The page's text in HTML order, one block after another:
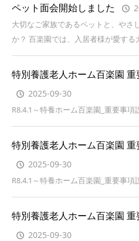
ペット面会開始しました
大切なご家族であるペットと、やさ
か？ 百楽園では、入居者様が愛す
特別養護老人ホーム百楽園
2025-09-30
R8.4.1～特養ホーム百楽園_重要事項
特別養護老人ホーム百楽園
2025-09-30
R8.4.1～特養ホーム百楽園_重要事項
特別養護老人ホーム百楽園
2025-09-30